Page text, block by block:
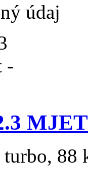
údaj
88